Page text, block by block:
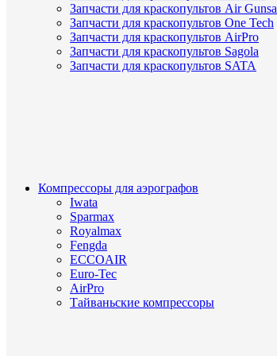
Запчасти для краскопультов Air Gunsa
Запчасти для краскопультов One Tech
Запчасти для краскопультов AirPro
Запчасти для краскопультов Sagola
Запчасти для краскопультов SATA
Компрессоры для аэрографов
Iwata
Sparmax
Royalmax
Fengda
ECCOAIR
Euro-Tec
AirPro
Тайваньские компрессоры